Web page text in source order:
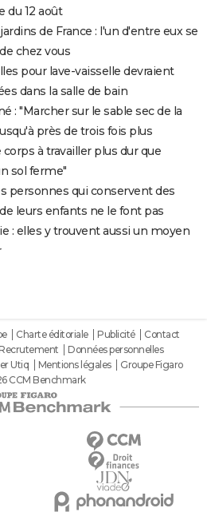
du 12 août
de France : l'un d'entre eux se
chez vous
pour lave-vaisselle devraient
dans la salle de bain
: "Marcher sur le sable sec de la
près de trois fois plus
à travailler plus dur que
sol ferme"
personnes qui conservent des
leurs enfants ne le font pas
: elles y trouvent aussi un moyen
Charte éditoriale Publicité
Contact
Recrutement
Données personnelles
Utiq Mentions légales
Groupe Figaro
CCM Benchmark